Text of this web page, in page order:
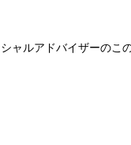
ルアドバイザーのこ